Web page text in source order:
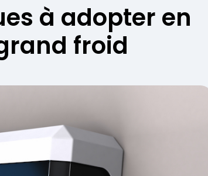
à adopter en
froid